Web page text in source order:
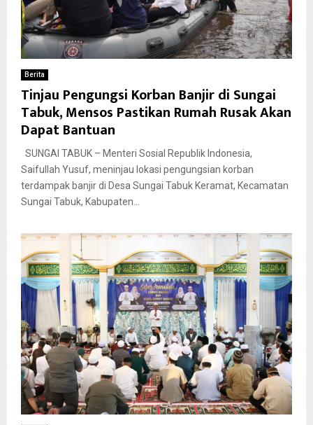
Berita
Tinjau Pengungsi Korban Banjir di Sungai
Tabuk, Mensos Pastikan Rumah Rusak Akan
Dapat Bantuan
SUNGAI TABUK – Menteri Sosial Republik Indonesia,
Saifullah Yusuf, meninjau lokasi pengungsian korban
terdampak banjir di Desa Sungai Tabuk Keramat, Kecamatan
Sungai Tabuk, Kabupaten...